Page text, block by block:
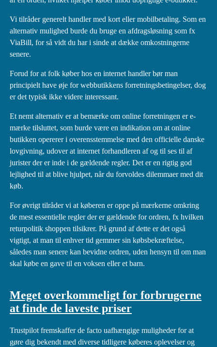
Vi tilråder generelt handler med kort eller mobilbetaling. Som en
alternativ mulighed burde du bruge en afdragsløsning som fx
ViaBill, for så vidt du har i sinde at dække omkostningerne
senere.
Forud for at folk køber hos en internet handler bør man
principielt have øje for webbutikkens forretningsbetingelser, dog
er det typisk ikke videre interessant.
Et nemt alternativ er at bemærke om online forretningen er e-
mærke tilsluttet, som burde være en indikation om at online
butikken opererer i overensstemmelse med den officielle danske
lovgivning, udover at internet forhandleren af og til ses til af
jurister der er inde i de gældende regler. Det er en rigtig god
lejlighed til at blive hjulpet, når du forvoldes dilemmaer med dit
køb.
For øvrigt tilråder vi at køberen er oppe på mærkerne omkring
de mest essentielle regler der er gældende for ordren, fx hvilken
returpolitik shoppen tilsikrer. På grund af dette er det også
vigtigt, at man til enhver tid gemmer sin købsbekræftelse,
således man senere kan bevidne ordren, uden hensyn til om man
skal købe en gave til en voksen eller et barn.
Meget overkommeligt for forbrugerne
at finde de laveste priser
Trustpilot fremskaffer de facto uafhængige muligheder for at
gøre dig bekendt med diverse tidligere køberes oplevelser og